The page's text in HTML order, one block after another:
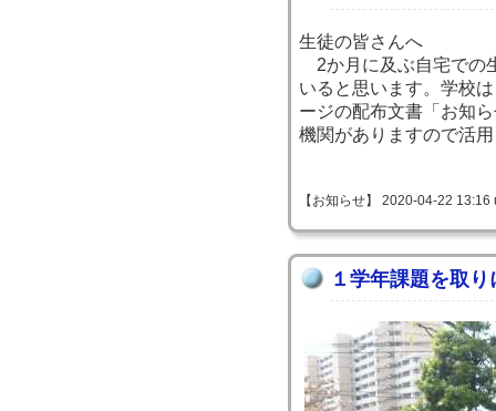
生徒の皆さんへ
2か月に及ぶ自宅での
いると思います。学校
ージの配布文書「お知
機関がありますので活
【お知らせ】 2020-04-22 13:16
１学年課題を取